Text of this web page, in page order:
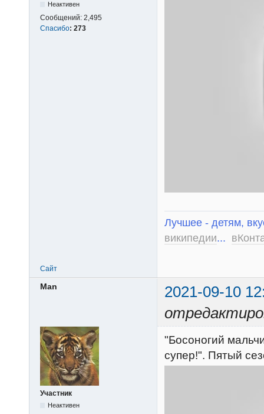
Неактивен
Сообщений: 2,495
Спасибо: 273
Лучшее - детям,
википедии...
Сайт
Man
2021-09-10
Участник
Неактивен
"Босоногий
супер!". Пятый